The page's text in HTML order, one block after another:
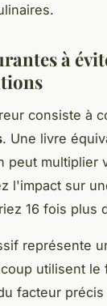
à
consiste à
. Une livre
peut multiplier
l'impact sur
16 fois plus
représente
utilisent le
facteur précis